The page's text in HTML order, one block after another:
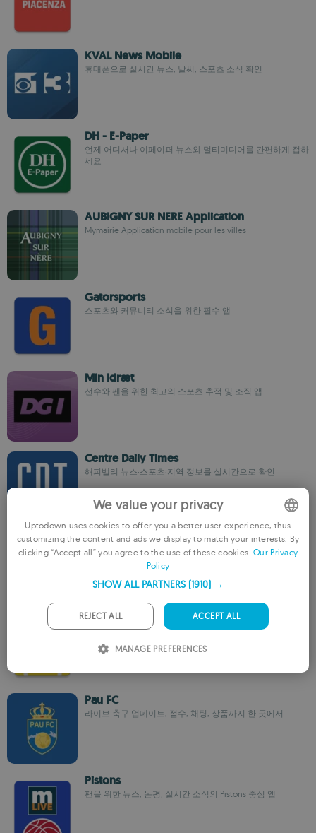
KVAL News Mobile
휴대폰으로 실시간 뉴스, 날씨, 스포츠 소식 확인
DH - E-Paper
언제 어디서나 이페이퍼 뉴스와 멀티미디어를 간편하게 접하
세요
AUBIGNY SUR NERE Application
Mymairie Application mobile pour les villes
Gatorsports
스포츠와 커뮤니티 소식을 위한 필수 앱
Min Idræt
선수와 팬을 위한 최고의 스포츠 추적 및 조직 앱
Centre Daily Times
해피밸리 뉴스·스포츠·지역 정보를 실시간으로 확인
HSV Alzey
실시간 핸드볼 점수와 뉴스를 이 앱으로 확인하세요
Ducks FB
오리건 덕스 풋볼 뉴스와 실시간 스코어 업데이트 앱
Pau FC
라이브 축구 업데이트, 점수, 채팅, 상품까지 한 곳에서
Pistons
팬을 위한 뉴스, 논평, 실시간 소식의 Pistons 중심 앱
ENGLISH
We value your privacy
Uptodown uses cookies to offer you a better user experience, thus
customizing the content and ads we display to match your interests. By
clicking “Accept all” you agree to the use of these cookies. Our Privacy
Policy
SHOW ALL PARTNERS (1910) →
ACCEPT ALL
REJECT ALL
MANAGE PREFERENCES